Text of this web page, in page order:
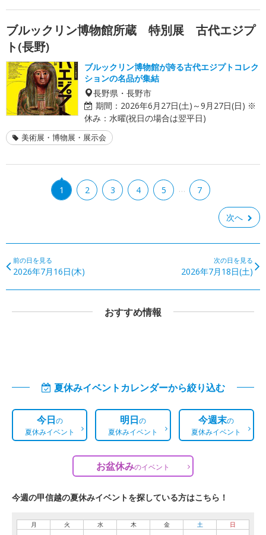
ブルックリン博物館所蔵 特別展 古代エジプ
ト(長野)
ブルックリン博物館が誇る古代エジプトコレク
ションの名品が集結
長野県・長野市
期間： 2026年6月27日(土)～9月27日(日) ※
休み：水曜(祝日の場合は翌平日)
美術展・博物展・展示会
1 2 3 4 5 … 7
次へ
前の日を見る
2026年7月16日(木)
次の日を見る
2026年7月18日(土)
おすすめ情報
夏休みイベントカレンダーから絞り込む
今日の
夏休みイベント
明日の
夏休みイベント
今週末の
夏休みイベント
お盆休みのイベント
今週の甲信越の夏休みイベントを探している方はこちら！
月 火 水 木 金 土 日